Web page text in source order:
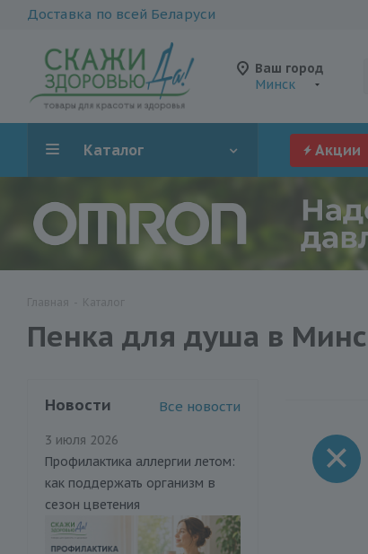
Доставка по всей Беларуси
Ваш город
Минск
Каталог Акции
Пенка для душа в
Новости Все новости
3 июля 2026
Профилактика аллергии летом:
как поддержать организм в
сезон цветения